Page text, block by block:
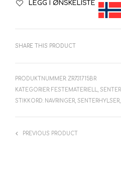
LEGG I ØNSKELISTE
SHARE THIS PRODUCT
PRODUKTNUMMER: ZR731715BR
KATEGORIER: FESTEMATERIELL
STIKKORD: NAVRINGER SENTERHYLSER
PREVIOUS PRODUCT